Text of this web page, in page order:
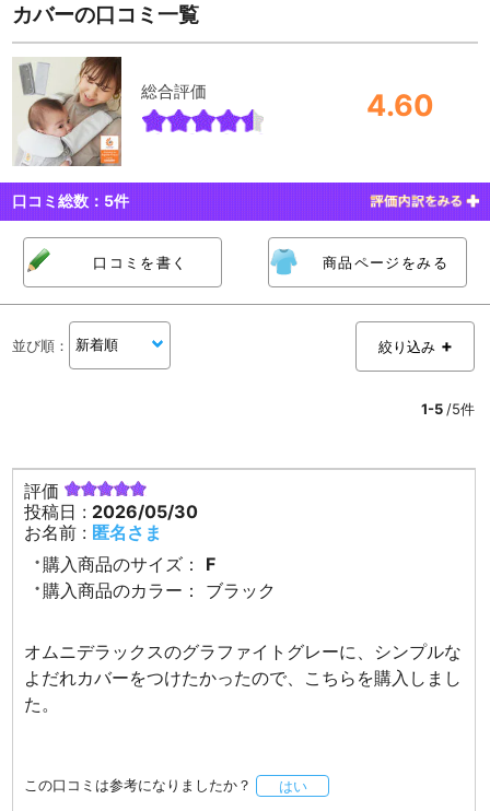
カバーの口コミ一覧
総合評価 4.60
口コミ総数： 5件
口コミを書く 商品ページをみる
並び順 ： 絞り込み
1-5 /5件
評価
投稿日 : 2026/05/30
お名前 : 匿名さま
購入商品のサイズ：
F
購入商品のカラー：
ブラック
オムニデラックスのグラファイトグレーに、シンプルな
よだれカバーをつけたかったので、こちらを購入しまし
た。
この口コミは参考になりましたか？ はい